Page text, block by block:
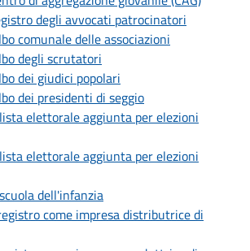
degli avvocati patrocinatori
comunale delle associazioni
degli scrutatori
dei giudici popolari
dei presidenti di seggio
elettorale aggiunta per elezioni
elettorale aggiunta per elezioni
dell'infanzia
come impresa distributrice di